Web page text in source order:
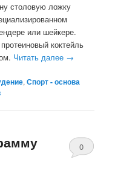
столовую ложку
или шейкере.
коктейль
Читать далее →
,Спорт - основа
0